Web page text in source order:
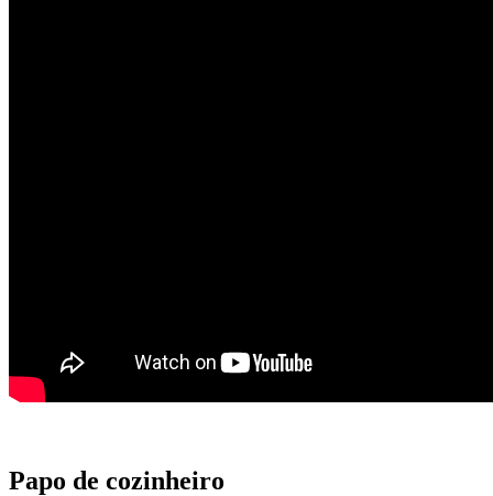
Papo de cozinheiro